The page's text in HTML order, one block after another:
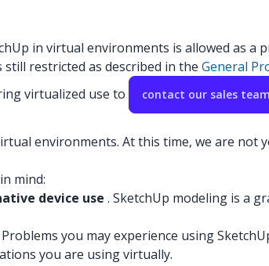
in virtual environments is allowed as a
restricted as described in the General
virtualized use to
contact our sales team
environments. At this time, we are
mind:
device use . SketchUp modeling is a
Problems you may experience using
you are using virtually.